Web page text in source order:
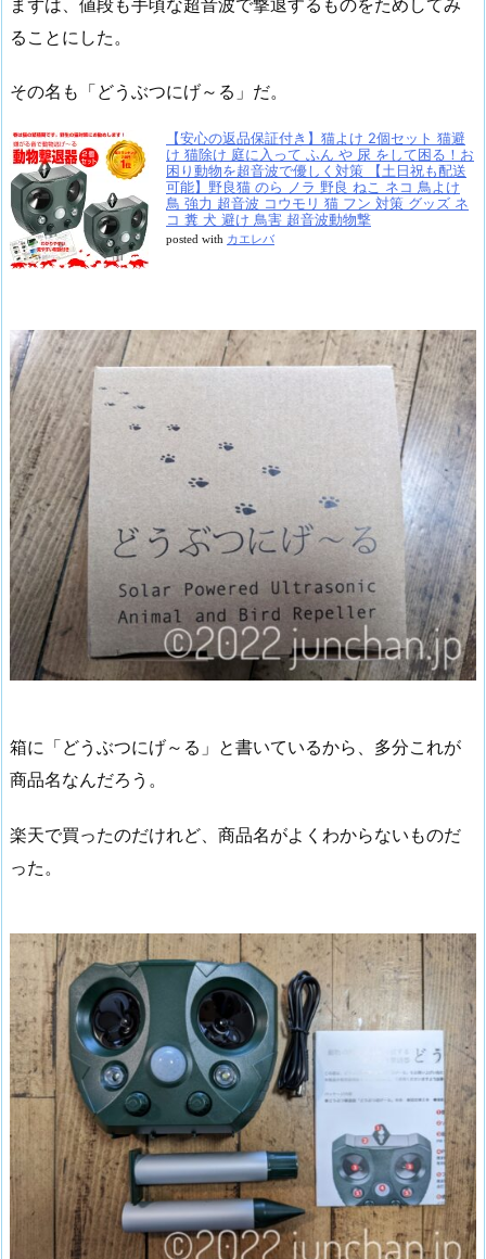
ることにした。
その名も「どうぶつにげ～る」だ。
【安心の返品保証付き】猫よけ 2個セット 猫避
け 猫除け 庭に入って ふん や 尿 をして困る！お
困り動物を超音波で優しく対策 【土日祝も配送
可能】野良猫 のら ノラ 野良 ねこ ネコ 鳥よけ
鳥 強力 超音波 コウモリ 猫 フン 対策 グッズ ネ
コ 糞 犬 避け 鳥害 超音波動物撃
posted with カエレバ
箱に「どうぶつにげ～る」と書いているから、多分これが
商品名なんだろう。
楽天で買ったのだけれど、商品名がよくわからないものだ
った。